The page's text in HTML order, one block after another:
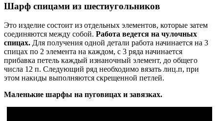
Шарф спицами из шестиугольников
Это изделие состоит из отдельных элементов, которые затем
соединяются между собой. Работа ведется на чулочных
спицах. Для получения одной детали работа начинается на 3
спицах по 2 элемента на каждом, с 3 ряда начинается
прибавка петель каждый изнаночный элемент, до общего
числа 12 п. Следующий ряд необходимо вязать лиц.п, при
этом накиды выполняются скрещенной петлей.
Маленькие шарфы на пуговицах и завязках.